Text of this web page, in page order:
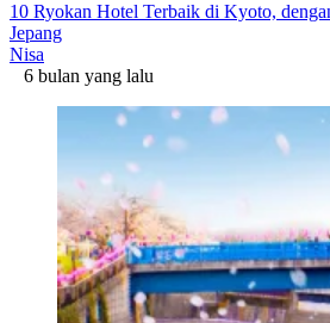
10 Ryokan Hotel Terbaik di Kyoto,
Jepang
Nisa
6 bulan yang lalu